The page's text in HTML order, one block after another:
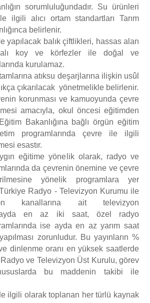
sorumluluğundadır. Su ürünleri
ilgili alıcı ortam standartları Tarım
belirlenir.
balık çiftlikleri, hassas alan
koy ve körfezler ile doğal ve
kurulamaz.
atıksu deşarjlarına ilişkin usûl
çıkarılacak yönetmelikle belirlenir.
ve kamuoyunda çevre
amacıyla, okul öncesi eğitimden
Bakanlığına bağlı örgün eğitim
programlarında çevre ile ilgili
esastır.
yönelik olarak, radyo ve
da çevrenin önemine ve çevre
yönelik programlara yer
Radyo - Televizyon Kurumu ile
kanallarına ait televizyon
ayda en az iki saat, özel radyo
ise ayda en az yarım saat
zorunludur. Bu yayınların %
dinlenme oranı en yüksek saatlerde
Radyo ve Televizyon Üst Kurulu, görev
bu maddenin takibi ile
olarak toplanan her türlü kaynak